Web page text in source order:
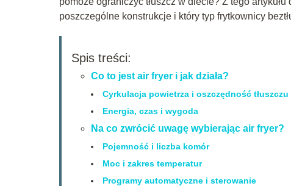
poszczególne konstrukcje i który typ frytkownicy
Spis treści:
Co to jest air fryer i jak działa?
Cyrkulacja powietrza i oszczędność tłuszczu
Energia, czas i wygoda
Na co zwrócić uwagę wybierając air fryer?
Pojemność i liczba komór
Moc i zakres temperatur
Programy automatyczne i sterowanie